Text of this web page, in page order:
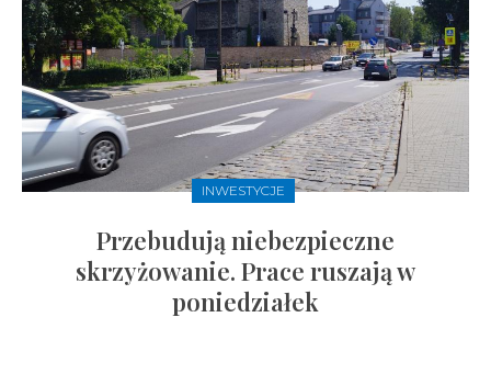
INWESTYCJE
Przebudują niebezpieczne
skrzyżowanie. Prace ruszają w
poniedziałek